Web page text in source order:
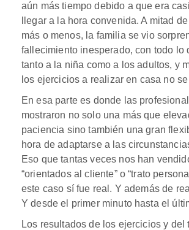
aún más tiempo debido a que era
llegar a la hora convenida. A mitad
más o menos, la familia se vio
fallecimiento inesperado, con todo lo
tanto a la niña como a los adultos, y
los ejercicios a realizar en casa no
En esa parte es donde las
mostraron no solo una más que
paciencia sino también una gran
hora de adaptarse a las
Eso que tantas veces nos han
“orientados al cliente” o “trato
este caso sí fue real. Y además de
Y desde el primer minuto hasta el
Los resultados de los ejercicios y del